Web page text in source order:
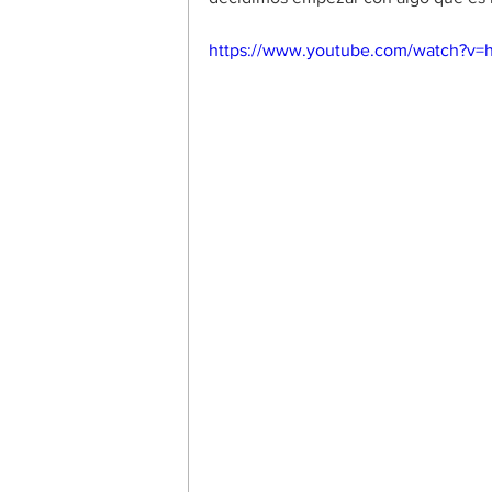
https://www.youtube.com/